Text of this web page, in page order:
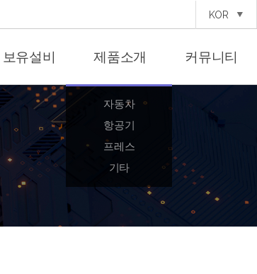
KOR
보유설비 제품소개
자동차
항공기
프레스
기타
커뮤니티